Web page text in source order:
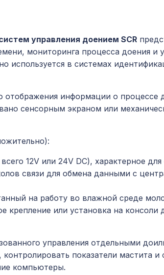
управления доением SCR
мониторинга процесса доения
используется в системах
отображения информации о
сенсорным экраном или
12V или 24V DC), характерное
связи для обмена данными с
на работу во влажной среде
крепление или установка на консоли
управления отдельными
показатели мастита
компьютеры.